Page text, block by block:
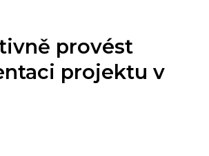
provést
projektu v